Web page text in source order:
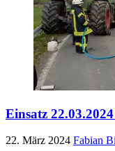
Einsatz
22. März 2024 Fabian